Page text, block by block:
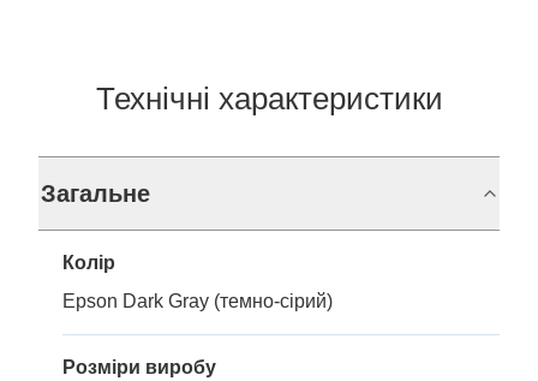
Технічні характеристики
Загальне
Колір
Epson Dark Gray (темно-сірий)
Розміри виробу